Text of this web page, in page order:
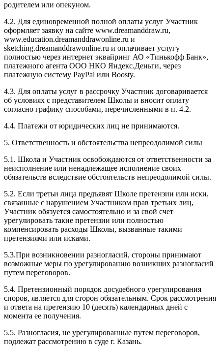
родителем или опекуном.
4.2. Для единовременной полной оплаты услуг Участник
оформляет заявку на сайте www.dreamanddraw.ru,
www.education.dreamanddrawonline.ru и
sketching.dreamanddrawonline.ru и оплачивает услугу
полностью через интернет эквайринг АО «Тинькофф Банк»,
платежного агента ООО НКО Яндекс.Деньги, через
платежную систему PayPal или Boosty.
4.3. Для оплаты услуг в рассрочку Участник договаривается
об условиях с представителем Школы и вносит оплату
согласно графику способами, перечисленными в п. 4.2.
4.4. Платежи от юридических лиц не принимаются.
5. Ответственность и обстоятельства непреодолимой силы
5.1. Школа и Участник освобождаются от ответственности за
неисполнение или ненадлежащее исполнение своих
обязательств вследствие обстоятельств непреодолимой силы.
5.2. Если третьи лица предъявят Школе претензии или иски,
связанные с нарушением Участником прав третьих лиц,
Участник обязуется самостоятельно и за свой счет
урегулировать такие претензии или полностью
компенсировать расходы Школы, вызванные такими
претензиями или исками.
5.3.При возникновении разногласий, стороны принимают
возможные меры по урегулированию возникших разногласий
путем переговоров.
5.4. Претензионный порядок досудебного урегулирования
споров, является для сторон обязательным. Срок рассмотрения
и ответа на претензию 10 (десять) календарных дней с
момента ее получения.
5.5. Разногласия, не урегулированные путем переговоров,
подлежат рассмотрению в суде г. Казань.